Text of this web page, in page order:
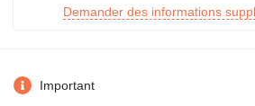
Demander des informations
Important